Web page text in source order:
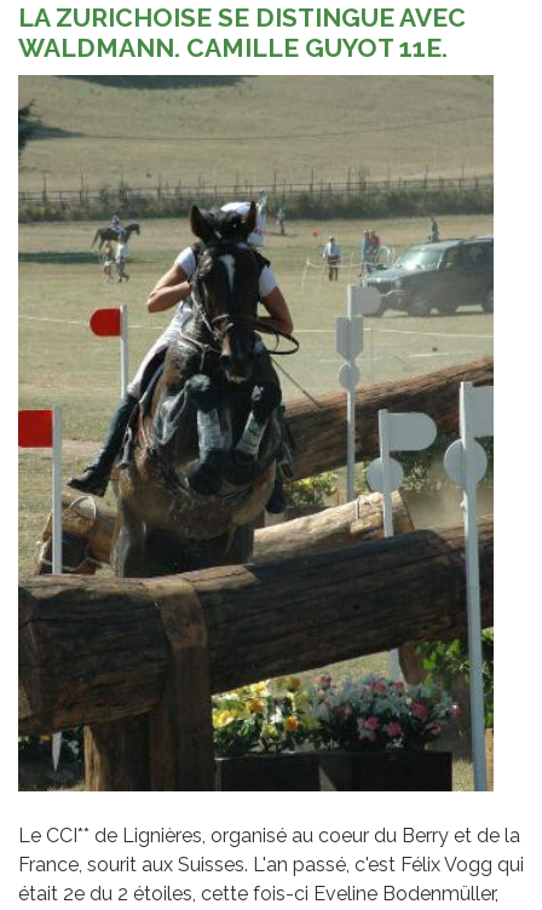
LA ZURICHOISE SE DISTINGUE AVEC
WALDMANN. CAMILLE GUYOT 11E.
Le CCI** de Lignières, organisé au coeur du Berry et de la
France, sourit aux Suisses. L'an passé, c'est Félix Vogg qui
était 2e du 2 étoiles, cette fois-ci Eveline Bodenmüller,